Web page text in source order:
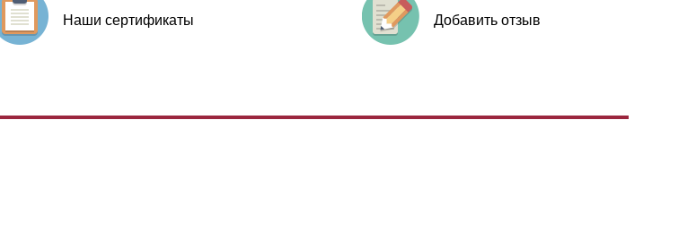
Наши сертификаты Добавить отзыв